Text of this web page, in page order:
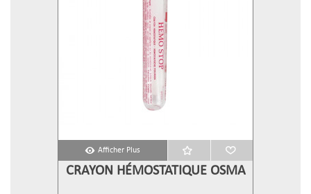
Afficher Plus
CRAYON HÉMOSTATIQUE OSMA